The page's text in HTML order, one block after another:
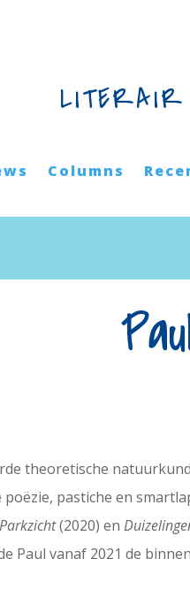
LITERAIR
Columns
theoretische
pastiche en
Parkzicht(2020) en
Paul vanaf 2021 de